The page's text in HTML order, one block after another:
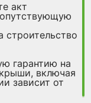
акт
строительство
гарантию на
включая
зависит от